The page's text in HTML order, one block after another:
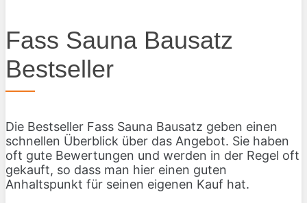
Fass Sauna Bausatz
Bestseller
Die Bestseller Fass Sauna Bausatz geben einen
schnellen Überblick über das Angebot. Sie haben
oft gute Bewertungen und werden in der Regel oft
gekauft, so dass man hier einen guten
Anhaltspunkt für seinen eigenen Kauf hat.